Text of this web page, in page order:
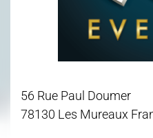
56 Rue Paul Doumer
78130 Les Mureaux